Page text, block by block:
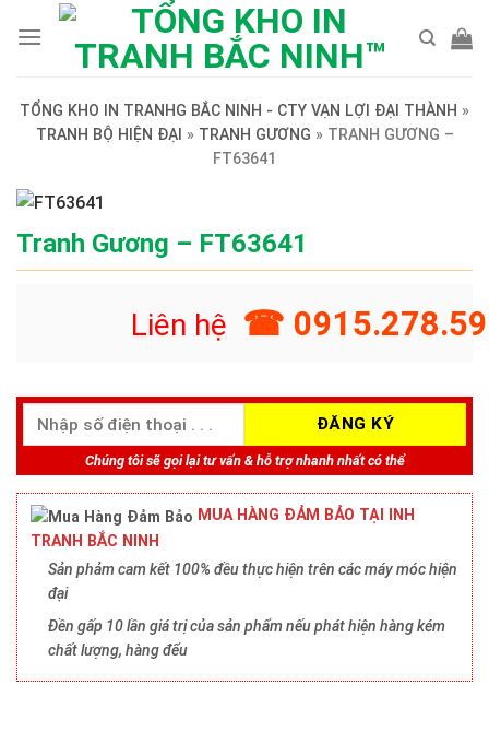
TỔNG KHO IN TRANHG BẮC NINH - CTY VẠN LỢI ĐẠI THÀNH »
TRANH BỘ HIỆN ĐẠI » TRANH GƯƠNG » TRANH GƯƠNG –
FT63641
Tranh Gương – FT63641
Liên hệ ☎
Chúng tôi sẽ gọi lại tư vấn & hỗ trợ nhanh nhất có thể
MUA HÀNG ĐẢM BẢO TẠI INH
TRANH BẮC NINH
Sản phảm cam kết 100% đều thực hiện trên các máy móc hiện
đại
Đền gấp 10 lần giá trị của sản phẩm nếu phát hiện hàng kém
chất lượng, hàng đểu